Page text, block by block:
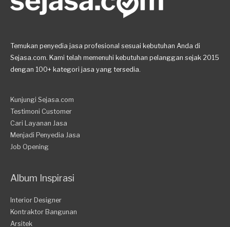
Temukan penyedia jasa profesional sesuai kebutuhan Anda di
Sejasa.com. Kami telah memenuhi kebutuhan pelanggan sejak 2015
dengan 100+ kategori jasa yang tersedia.
Kunjungi Sejasa.com
Testimoni Customer
Cari Layanan Jasa
Menjadi Penyedia Jasa
Job Opening
Album Inspirasi
Interior Designer
Kontraktor Bangunan
Arsitek